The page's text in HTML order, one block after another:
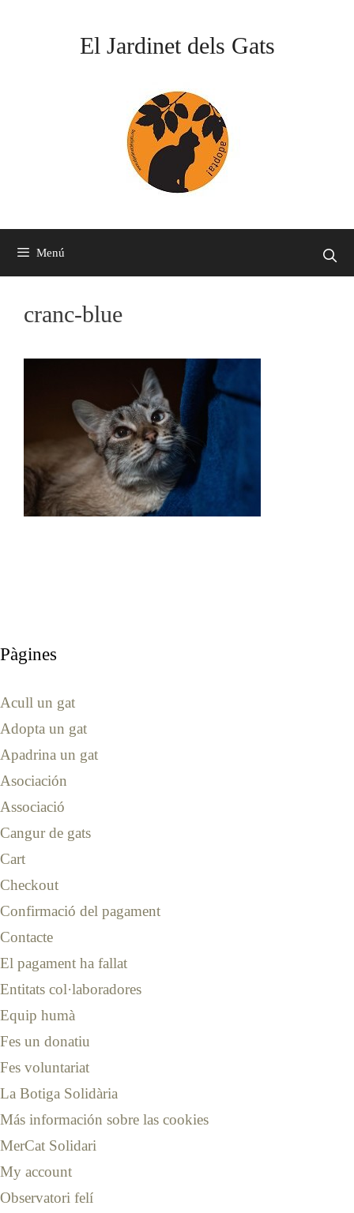
El Jardinet dels Gats
Menú
cranc-blue
Pàgines
Acull un gat
Adopta un gat
Apadrina un gat
Asociación
Associació
Cangur de gats
Cart
Checkout
Confirmació del pagament
Contacte
El pagament ha fallat
Entitats col·laboradores
Equip humà
Fes un donatiu
Fes voluntariat
La Botiga Solidària
Más información sobre las cookies
MerCat Solidari
My account
Observatori felí